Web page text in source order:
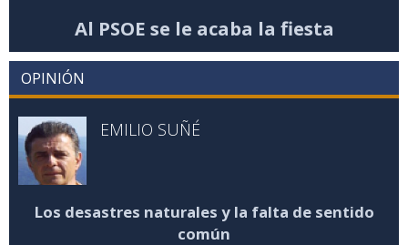
Al PSOE se le acaba la fiesta
OPINIÓN
EMILIO SUÑÉ
Los desastres naturales y la falta de sentido
común